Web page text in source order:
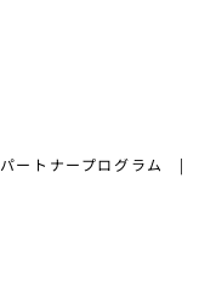
パートナープログラム